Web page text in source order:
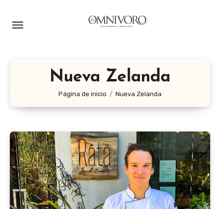
Nueva Zelanda
Página de inicio Nueva Zelanda